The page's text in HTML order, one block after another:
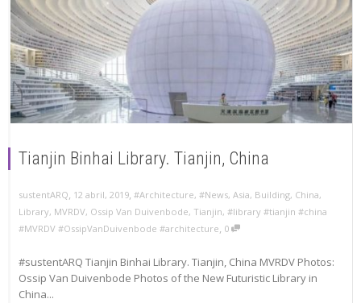
Tianjin Binhai Library. Tianjin, China
sustentARQ 12 abril, 2019 #Architecture, #News, Asia, Building, China,
Library, MVRDV, Ossip Van Duivenbode, Tianjin, #library #tianjin #china
#MVRDV #OssipVanDuivenbode #architecture, 0
#sustentARQ Tianjin Binhai Library. Tianjin, China MVRDV Photos:
Ossip Van Duivenbode Photos of the New Futuristic Library in
China...